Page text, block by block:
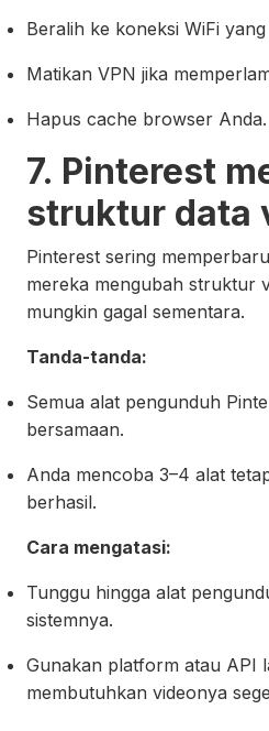
Beralih ke koneksi WiFi yang
Matikan VPN jika
Hapus cache browser Anda.
7. Pinterest
struktur data
Pinterest sering
mereka mengubah struktur
mungkin gagal sementara.
Tanda-tanda:
Semua alat pengunduh
bersamaan.
Anda mencoba 3–4 alat
berhasil.
Cara mengatasi:
Tunggu hingga alat
sistemnya.
Gunakan platform atau API
membutuhkan videonya